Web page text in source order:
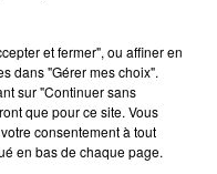
du Bas-Rhin -
Alsace avec Top Music
et fermer", ou affiner en
dans "Gérer mes choix".
sur "Continuer sans
que pour ce site. Vous
consentement à tout
en bas de chaque page.